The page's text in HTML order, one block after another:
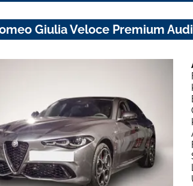
Giulia Veloce Premium